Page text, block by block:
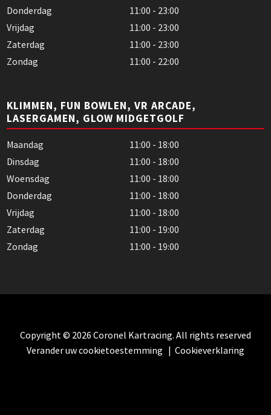
Donderdag
11:00 - 23:00
Vrijdag
11:00 - 23:00
Zaterdag
11:00 - 23:00
Zondag
11:00 - 22:00
KLIMMEN, FUN BOWLEN, VR ARCADE,
LASERGAMEN, GLOW MIDGETGOLF
Maandag
11:00 - 18:00
Dinsdag
11:00 - 18:00
Woensdag
11:00 - 18:00
Donderdag
11:00 - 18:00
Vrijdag
11:00 - 18:00
Zaterdag
11:00 - 19:00
Zondag
11:00 - 19:00
Copyright © 2026 Coronel Kartracing. All rights reserved
Verander uw cookietoestemming | Cookieverklaring